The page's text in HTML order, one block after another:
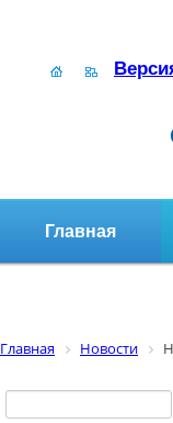
Главная
Главная Новости